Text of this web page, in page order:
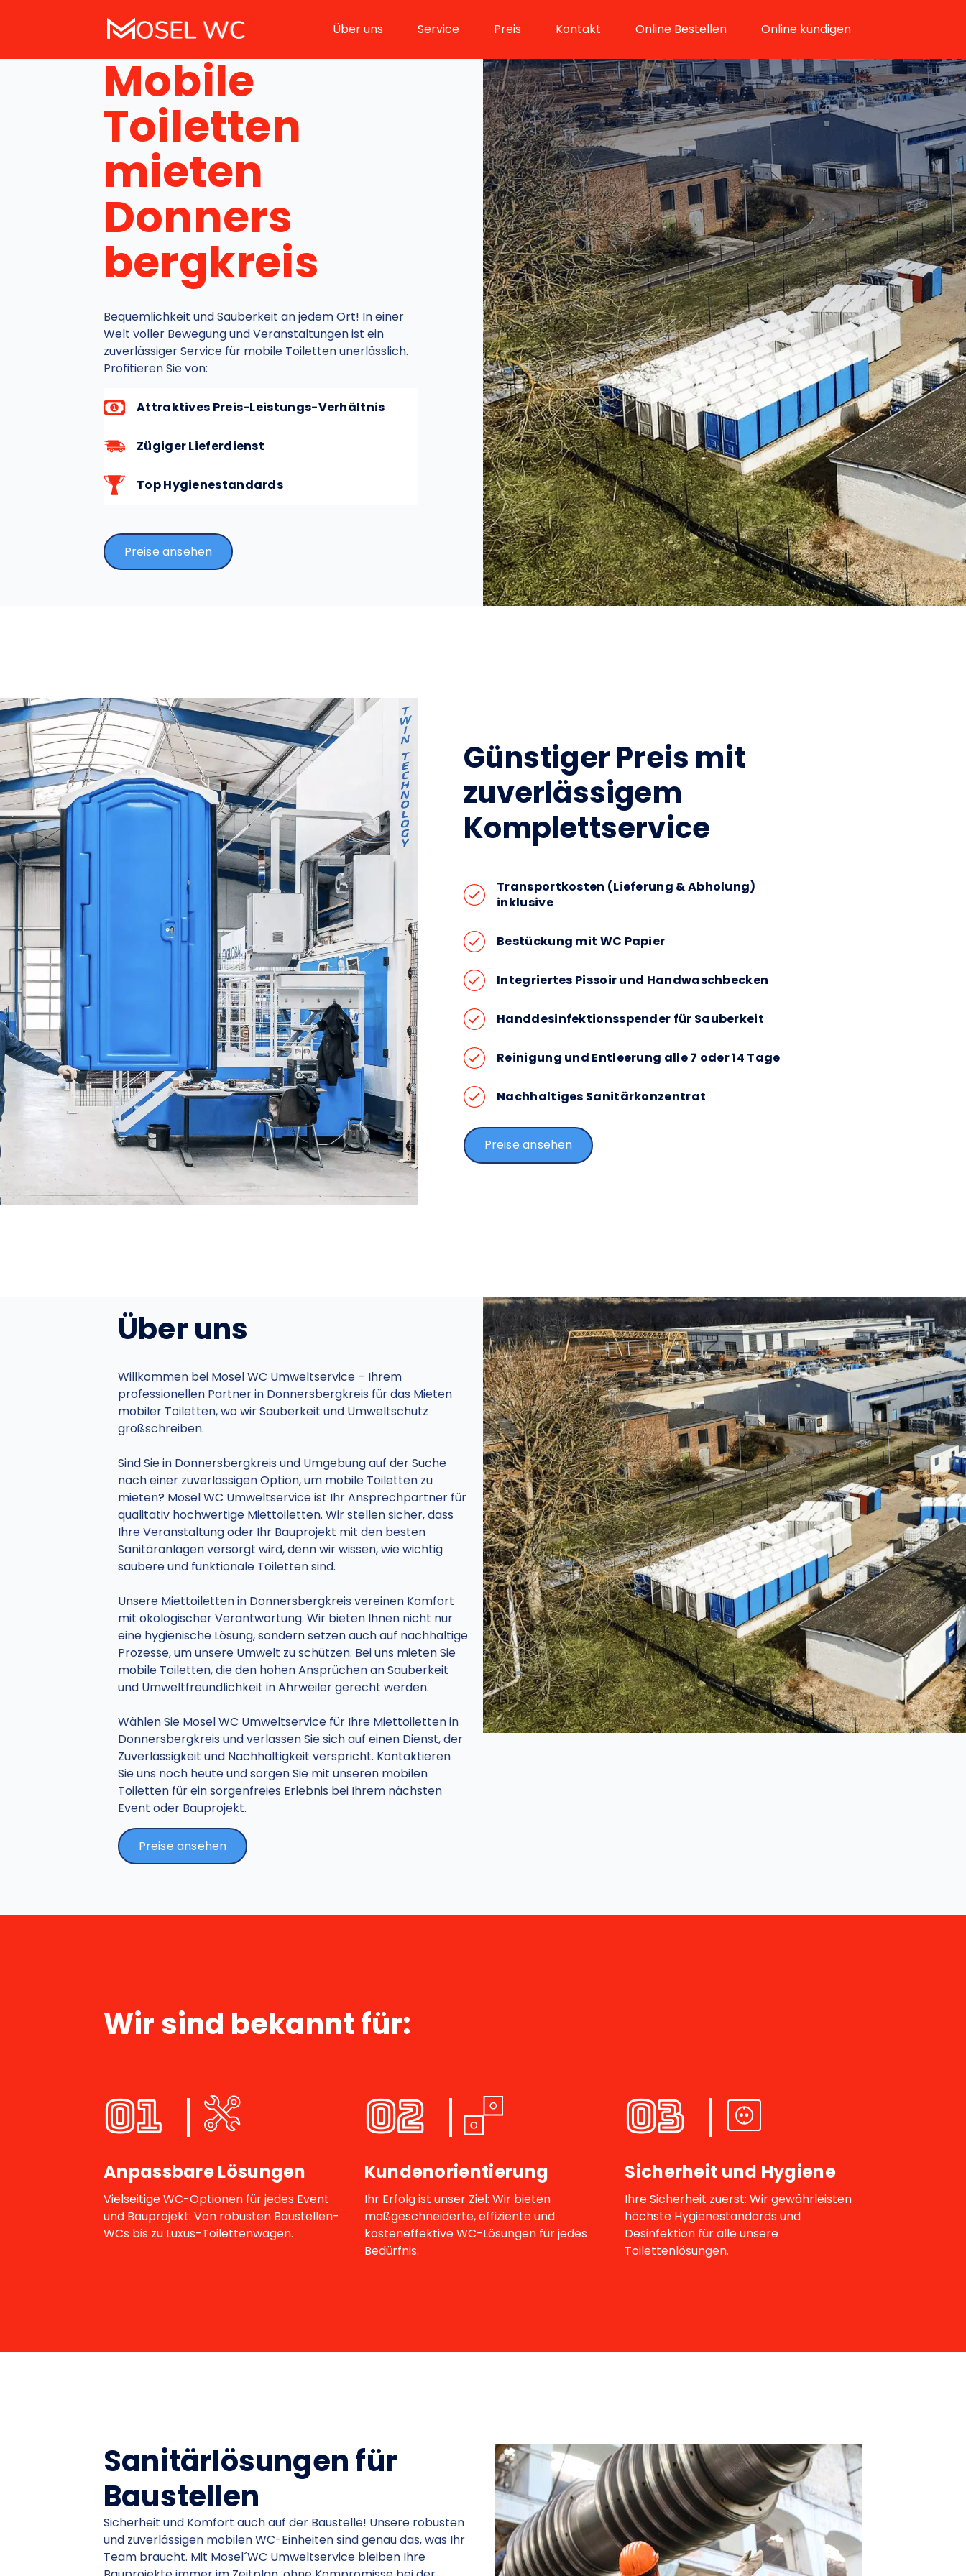
Über uns Service Preis Kontakt Online Bestellen Online kündigen
Mobile
Toiletten
mieten
Donners
bergkreis
Bequemlichkeit und Sauberkeit an jedem Ort! In einer
Welt voller Bewegung und Veranstaltungen ist ein
zuverlässiger Service für mobile Toiletten unerlässlich.
Profitieren Sie von:
Attraktives Preis-Leistungs-Verhältnis
Zügiger Lieferdienst
Top Hygienestandards
Preise ansehen
Günstiger Preis mit
zuverlässigem
Komplettservice
Transportkosten (Lieferung & Abholung)
inklusive
Bestückung mit WC Papier
Integriertes Pissoir und Handwaschbecken
Handdesinfektionsspender für Sauberkeit
Reinigung und Entleerung alle 7 oder 14 Tage
Nachhaltiges Sanitärkonzentrat
Preise ansehen
Über uns
Willkommen bei Mosel WC Umweltservice – Ihrem
professionellen Partner in Donnersbergkreis für das Mieten
mobiler Toiletten, wo wir Sauberkeit und Umweltschutz
großschreiben.
Sind Sie in Donnersbergkreis und Umgebung auf der Suche
nach einer zuverlässigen Option, um mobile Toiletten zu
mieten? Mosel WC Umweltservice ist Ihr Ansprechpartner für
qualitativ hochwertige Miettoiletten. Wir stellen sicher, dass
Ihre Veranstaltung oder Ihr Bauprojekt mit den besten
Sanitäranlagen versorgt wird, denn wir wissen, wie wichtig
saubere und funktionale Toiletten sind.
Unsere Miettoiletten in Donnersbergkreis vereinen Komfort
mit ökologischer Verantwortung. Wir bieten Ihnen nicht nur
eine hygienische Lösung, sondern setzen auch auf nachhaltige
Prozesse, um unsere Umwelt zu schützen. Bei uns mieten Sie
mobile Toiletten, die den hohen Ansprüchen an Sauberkeit
und Umweltfreundlichkeit in Ahrweiler gerecht werden.
Wählen Sie Mosel WC Umweltservice für Ihre Miettoiletten in
Donnersbergkreis und verlassen Sie sich auf einen Dienst, der
Zuverlässigkeit und Nachhaltigkeit verspricht. Kontaktieren
Sie uns noch heute und sorgen Sie mit unseren mobilen
Toiletten für ein sorgenfreies Erlebnis bei Ihrem nächsten
Event oder Bauprojekt.
Preise ansehen
Wir sind bekannt für:
01
Anpassbare Lösungen
Vielseitige WC-Optionen für jedes Event
und Bauprojekt: Von robusten Baustellen-
WCs bis zu Luxus-Toilettenwagen.
02
Kundenorientierung
Ihr Erfolg ist unser Ziel: Wir bieten
maßgeschneiderte, effiziente und
kosteneffektive WC-Lösungen für jedes
Bedürfnis.
03
Sicherheit und Hygiene
Ihre Sicherheit zuerst: Wir gewährleisten
höchste Hygienestandards und
Desinfektion für alle unsere
Toilettenlösungen.
Sanitärlösungen für
Baustellen
Sicherheit und Komfort auch auf der Baustelle! Unsere robusten
und zuverlässigen mobilen WC-Einheiten sind genau das, was Ihr
Team braucht. Mit Mosel´WC Umweltservice bleiben Ihre